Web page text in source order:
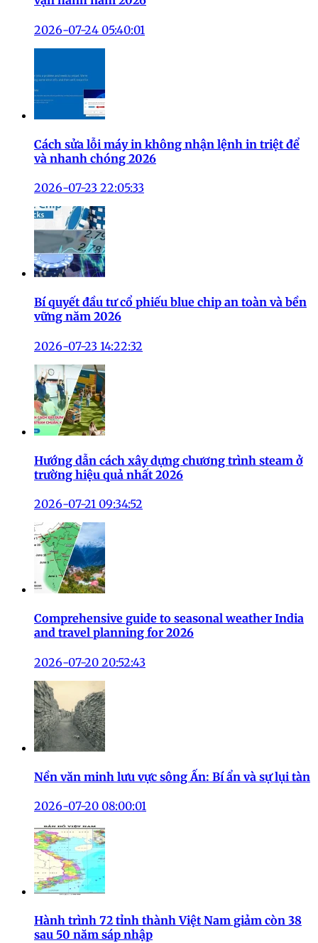
2026-07-24 05:40:01
Cách sửa lỗi máy in không nhận lệnh in triệt để
và nhanh chóng 2026
2026-07-23 22:05:33
Bí quyết đầu tư cổ phiếu blue chip an toàn và bền
vững năm 2026
2026-07-23 14:22:32
Hướng dẫn cách xây dựng chương trình steam ở
trường hiệu quả nhất 2026
2026-07-21 09:34:52
Comprehensive guide to seasonal weather India
and travel planning for 2026
2026-07-20 20:52:43
Nền văn minh lưu vực sông Ấn: Bí ẩn và sự lụi tàn
2026-07-20 08:00:01
Hành trình 72 tỉnh thành Việt Nam giảm còn 38
sau 50 năm sáp nhập